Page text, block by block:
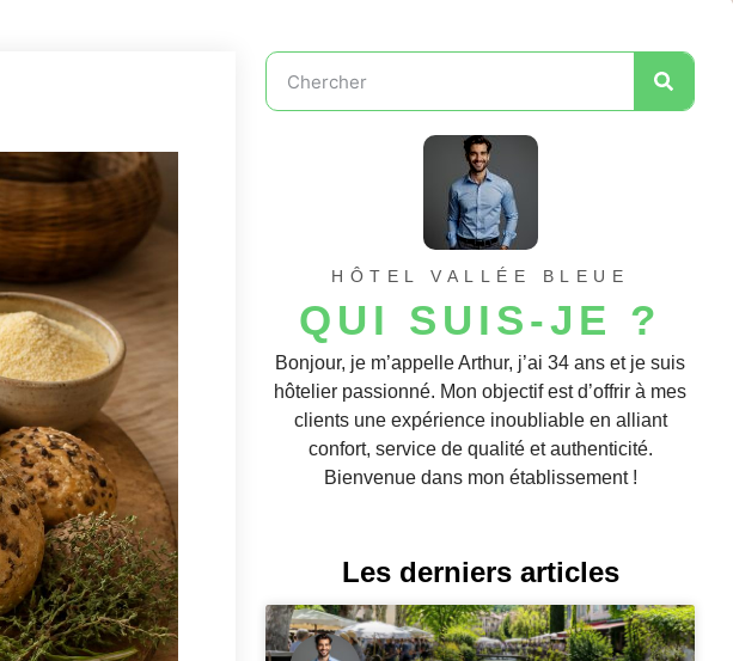
HÔTEL VALLÉE BLEUE
QUI SUIS-JE ?
Bonjour, je m’appelle Arthur, j’ai 34 ans et je suis
hôtelier passionné. Mon objectif est d’offrir à mes
clients une expérience inoubliable en alliant
confort, service de qualité et authenticité.
Bienvenue dans mon établissement !
Les derniers articles